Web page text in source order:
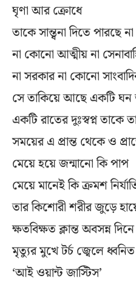
ঘৃণা আর ক্রোধে
তাকে সান্ত্বনা দিতে পারছে
না কোনো আত্মীয় না
না সরকার না কোনো
সে তাকিয়ে আছে একটি ঘন
একটি রাতের দুঃস্বপ্ন তাকে
সময়ের এ প্রান্ত থেকে ও
মেয়ে হয়ে জন্মানো কি পাপ
মেয়ে মানেই কি ক্রমশ
তার কিশোরী শরীর জুড়ে
ক্ষতবিক্ষত ক্লান্ত অবসন্ন দিনে
মৃত্যুর মুখে টর্চ জ্বেলে
‘আই ওয়ান্ট জাস্টিস’